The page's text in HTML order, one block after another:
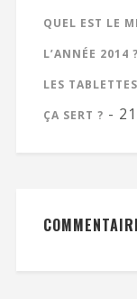
QUEL EST LE
L’ANNÉE 2014 ?
LES
ÇA SERT ? -